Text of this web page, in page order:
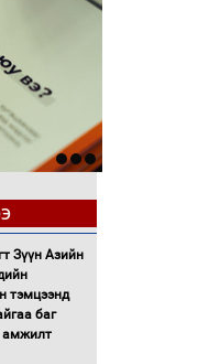
Зүүн Азийн
тэмцээнд
баг
амжилт